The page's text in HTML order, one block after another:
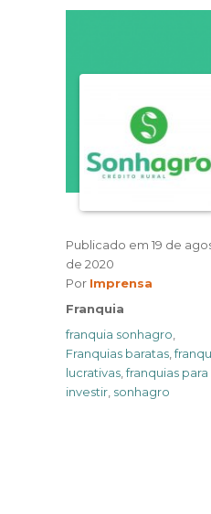
Publicado em 19 de
de 2020
Por Author
Imprensa
Categories
Franquia
Tags
franquia sonhagro
Franquias baratas ,
lucrativas ,franquias para
investir sonhagro